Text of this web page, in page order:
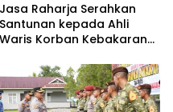
Jasa Raharja Serahkan
Santunan kepada Ahli
Waris Korban Kebakaran